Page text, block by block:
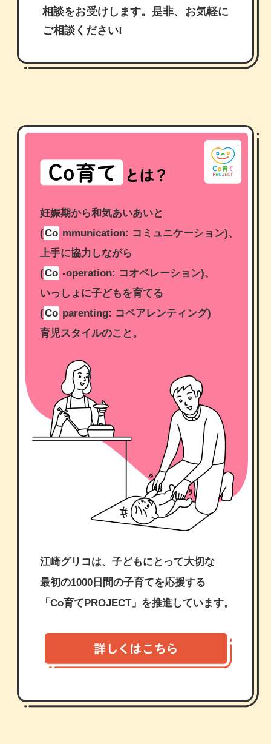
相談をお受けします。是非、お気軽に
ご相談ください!
妊娠期から和気あいあいと
(Co mmunication: コミュニケーション)、
上手に協力しながら
(Co -operation: コオペレーション)、
いっしょに子どもを育てる
(Co parenting: コペアレンティング)
育児スタイルのこと。
江崎グリコは、子どもにとって大切な
最初の1000日間の子育てを応援する
「Co育てPROJECT」を推進しています。